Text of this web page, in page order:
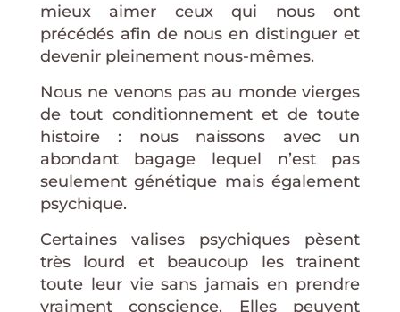
mieux aimer ceux qui nous ont
précédés afin de nous en distinguer et
devenir pleinement nous-mêmes.
Nous ne venons pas au monde vierges
de tout conditionnement et de toute
histoire : nous naissons avec un
abondant bagage lequel n’est pas
seulement génétique mais également
psychique.
Certaines valises psychiques pèsent
très lourd et beaucoup les traînent
toute leur vie sans jamais en prendre
vraiment conscience. Elles peuvent